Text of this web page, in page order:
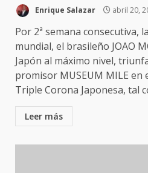
Enrique Salazar abril 20,
Por 2ª semana consecutiva,
mundial, el brasileño JOAO
Japón al máximo nivel,
promisor MUSEUM MILE en
Triple Corona Japonesa, tal
Leer más